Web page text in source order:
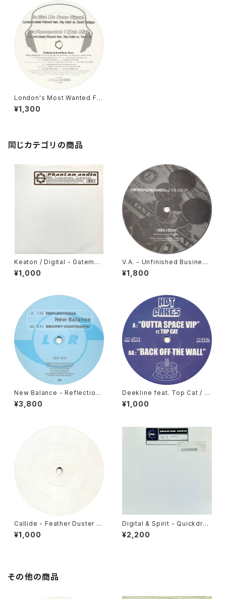
London's Most Wanted Fe
at. Ray Keith - Give Me So
me Signal / Phenomenon 1
¥1,300
同じカテゴリの商品
Keaton / Digital - Gateman
(Keaton Remix) / Get Loos
e [Phantom Audio / 2003]
¥1,000
V.A. - Unfinished Business
- The Job EP [Trouble On
Vinyl / 2006]
¥1,800
New Balance - Reflections
/ Secret Portraits [Looking
Good / 1997]
¥3,800
Deekline feat. Top Cat / Ni
ck Thayer - Outta Space V
IP / Back Off The Wall [Hot
¥1,000
Callide - Feather Duster /
Mooshoo [Deadly Records
/ 2006]
¥1,000
Digital & Spirit - Quickdra
w / Three In One [Phantom
Audio / 2001]
¥2,200
その他の商品